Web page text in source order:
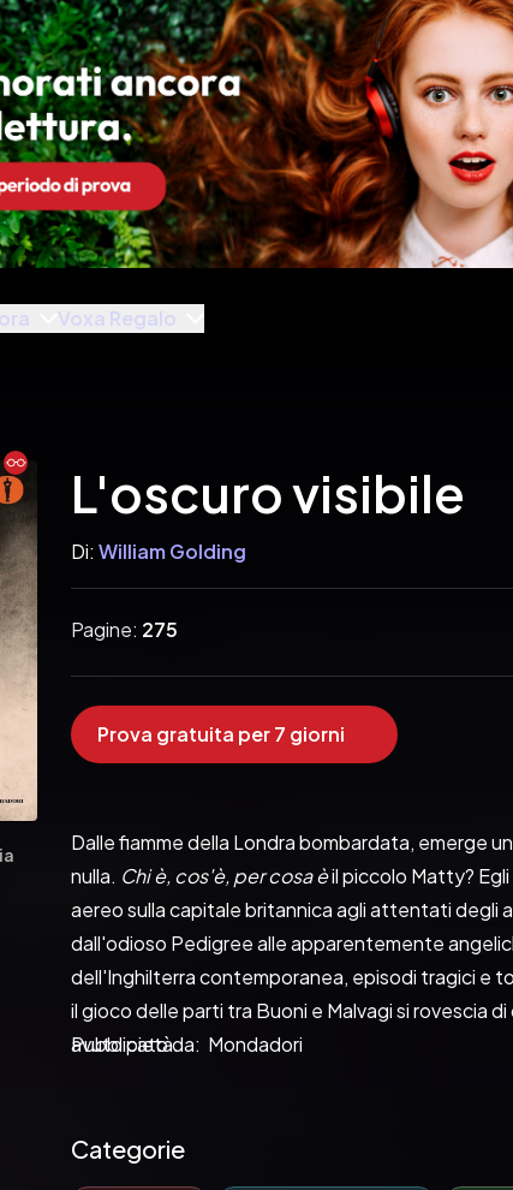
Voxa Regalo
L'oscuro visibile
Di: William Golding
Pagine: 275
Prova gratuita per 7 giorni
Dalle fiamme della Londra bombardata, emerge
nulla. Chi è, cos'è, per cosa è il piccolo Matty?
aereo sulla capitale britannica agli attentati degli
dall'odioso Pedigree alle apparentemente
dell'Inghilterra contemporanea, episodi tragici e
il gioco delle parti tra Buoni e Malvagi si rovescia
avuto pietà.
Pubblicato da:  Mondadori
Categorie